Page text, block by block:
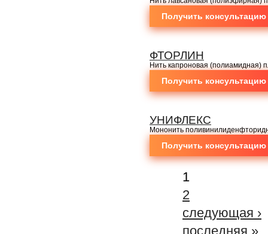
Получить консультацию
ФТОРЛИН
Нить капроновая (полиамидная)
Получить консультацию
УНИФЛЕКС
Мононить
Получить консультацию
1
2
следующая ›
последняя »